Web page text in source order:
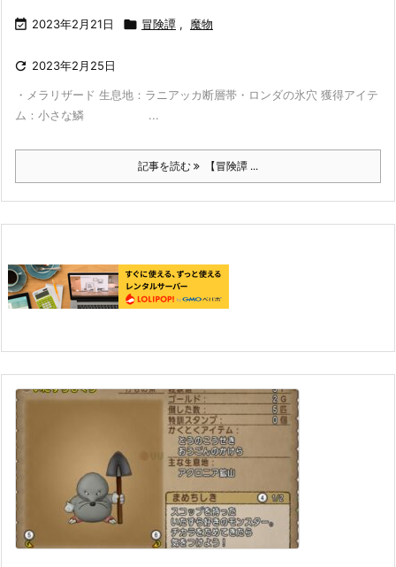
 2023年2月21日  冒険譚 , 魔物
 2023年2月25日
・メラリザード 生息地：ラニアッカ断層帯・ロンダの氷穴 獲得アイテ
ム：小さな鱗 ...
記事を読む 【冒険譚 ...